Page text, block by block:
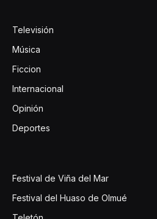
Televisión
Música
Ficcion
Internacional
Opinión
Deportes
Festival de Viña del Mar
Festival del Huaso de Olmué